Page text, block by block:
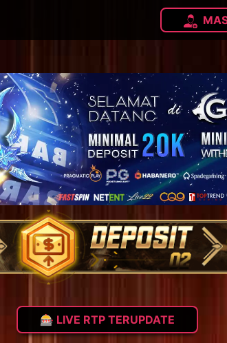
🎰 LIVE RTP TERUPDATE